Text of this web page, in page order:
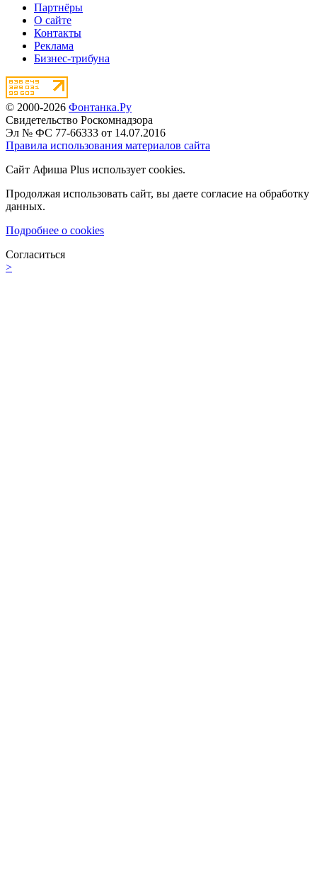
Партнёры
О сайте
Контакты
Реклама
Бизнес-трибуна
© 2000-2026 Фонтанка.Ру
Свидетельство Роскомнадзора
Эл № ФС 77-66333 от 14.07.2016
Правила использования материалов сайта
Сайт Афиша Plus использует cookies.
Продолжая использовать сайт, вы даете согласие на обработку
данных.
Подробнее о cookies
Согласиться
>